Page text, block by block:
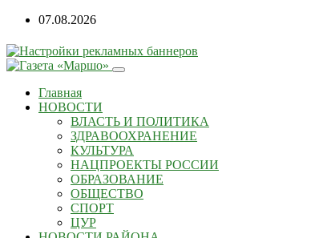
07.08.2026
Главная
НОВОСТИ
ВЛАСТЬ И ПОЛИТИКА
ЗДРАВООХРАНЕНИЕ
КУЛЬТУРА
НАЦПРОЕКТЫ РОССИИ
ОБРАЗОВАНИЕ
ОБЩЕСТВО
СПОРТ
ЦУР